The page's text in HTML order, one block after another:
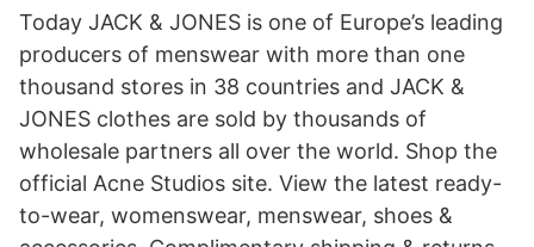
Today JACK & JONES is one of Europe’s leading
producers of menswear with more than one
thousand stores in 38 countries and JACK &
JONES clothes are sold by thousands of
wholesale partners all over the world. Shop the
official Acne Studios site. View the latest ready-
to-wear, womenswear, menswear, shoes &